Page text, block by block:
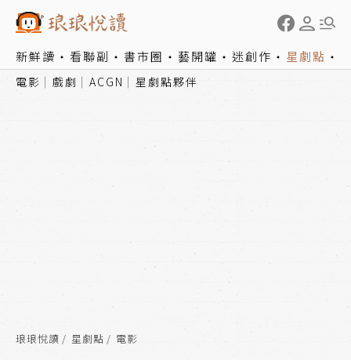
新鮮讀 看聯副 書市圈 藝開罐 迷創作 星劇點
電影 戲劇 ACGN 星劇點夥伴
琅琅悅讀 星劇點 電影